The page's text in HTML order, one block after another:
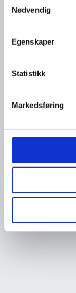
Nødvendig
Egenskaper
Statistikk
Markedsføring